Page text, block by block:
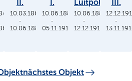
II.
10.03.1864
-
10.06.1886
I.
10.06.1886
-
05.11.1913
Luitpold
10.06.1886
-
12.12.1912
III.
-
nächstes Objekt